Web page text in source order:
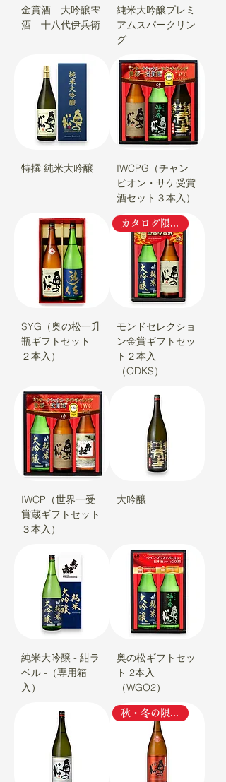
金賞酒 大吟醸雫
酒 十八代伊兵衛
純米大吟醸プレミ
アムスパークリン
グ
特撰 純米大吟醸
IWCPG（チャン
ピオン・サケ受賞
酒セット３本入）
SYG（奥の松一升
瓶ギフトセット
２本入）
モンドセレクショ
ン金賞ギフトセッ
ト２本入
（ODKS）
IWCP（世界一受
賞蔵ギフトセット
３本入）
大吟醸
純米大吟醸 - 紺ラ
ベル -（専用箱
入）
奥の松ギフトセッ
ト 2本入
（WGO2）